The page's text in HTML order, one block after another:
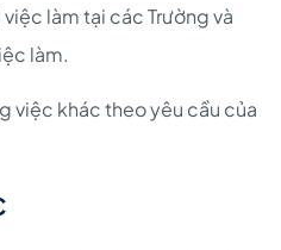
làm tại các Trường và
làm.
việc khác theo yêu cầu của